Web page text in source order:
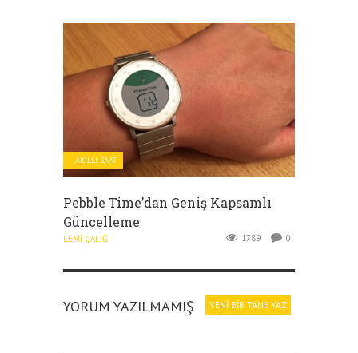
AKILLI SAAT
Pebble Time’dan Geniş Kapsamlı
Güncelleme
LEMI ÇALIĞ 1789 0
YORUM YAZILMAMIŞ YENI BIR TANE YAZ